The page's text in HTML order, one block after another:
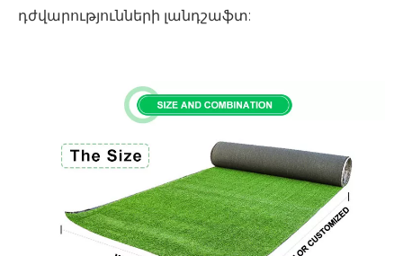
դժվարությունների լանդշաֆտ: